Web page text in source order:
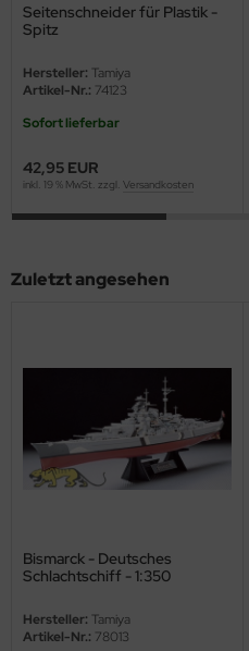
Seitenschneider für Plastik -
Spitz
Hersteller: Tamiya
Artikel-Nr.: 74123
Sofort lieferbar
42,95 EUR
inkl. 19 % MwSt. zzgl. Versandkosten
Zuletzt angesehen
Bismarck - Deutsches
Schlachtschiff - 1:350
Hersteller: Tamiya
Artikel-Nr.: 78013